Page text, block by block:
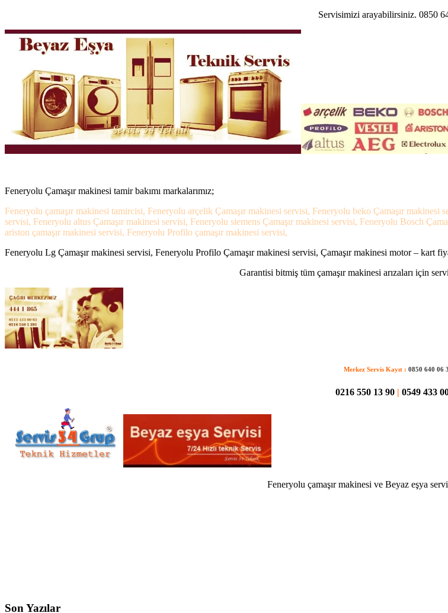
Servisimizi arayabilirsiniz. 0850
Feneryolu Çamaşır makinesi tamir bakımı markalarımız;
Feneryolu çamaşır makinesi tamircisi, Feneryolu arçelik Çamaşır makinesi servisi, Feneryolu beko Çamaşır
servisi, Feneryolu altus Çamaşır makinesi servisi, Feneryolu siemens Çamaşır makinesi servisi, Feneryolu Bosch
ariston çamaşır makinesi servisi, Feneryolu Profilo çamaşır makinesi servisi,
Feneryolu Lg Çamaşır makinesi servisi, Feneryolu Profilo Çamaşır makinesi servisi, Çamaşır makinesi motor – kart
Garantisi bitmiş tüm çamaşır makinesi arızaları için
Merkez Servis Kayıt : 0850 640 06
0216 550 13 90 0549 433
Feneryolu çamaşır makinesi ve Beyaz eşya
Son Yazılar